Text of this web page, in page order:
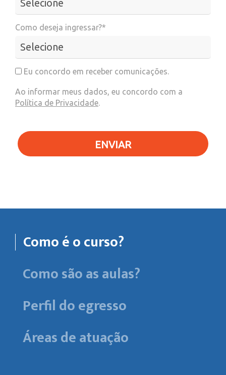
Como deseja ingressar?*
Eu concordo em receber comunicações.
Ao informar meus dados, eu concordo com a
Política de Privacidade.
ENVIAR
Como é o curso?
Como são as aulas?
Perfil do egresso
Áreas de atuação